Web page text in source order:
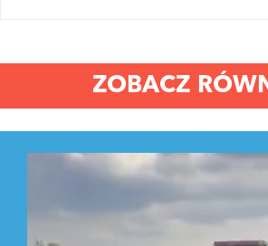
ZOBACZ